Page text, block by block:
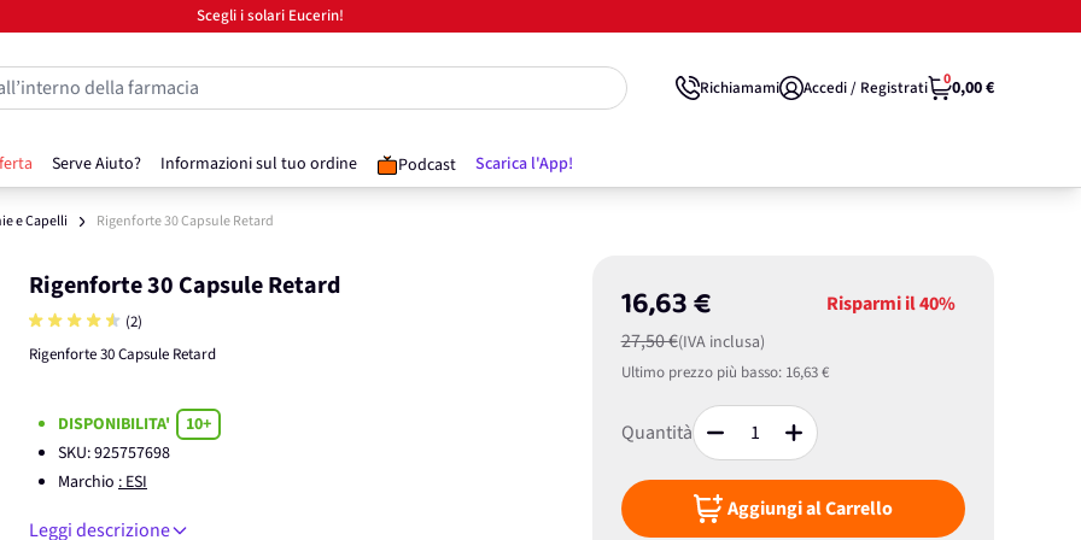
Scegli i solari Eucerin!
Serve Aiuto? Informazioni sul tuo ordine Podcast Scarica l'App!
della farmacia Richiamami Accedi / Registrati 00,00 €
e Capelli Rigenforte 30 Capsule Retard
Rigenforte 30 Capsule Retard
(2)
Rigenforte 30 Capsule Retard
16,63 €
27,50 €(IVA inclusa)
Risparmi il40%
Ultimo prezzo più basso: 16,63 €
Quantità
Aggiungi al Carrello
DISPONIBILITA'
10+
SKU:925757698
Marchio : ESI
Leggi descrizione